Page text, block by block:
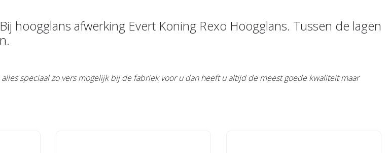
hoogglans afwerking Evert Koning Rexo Hoogglans. Tussen de lagen
speciaal zo vers mogelijk bij de fabriek voor u dan heeft u altijd de meest goede kwaliteit maar